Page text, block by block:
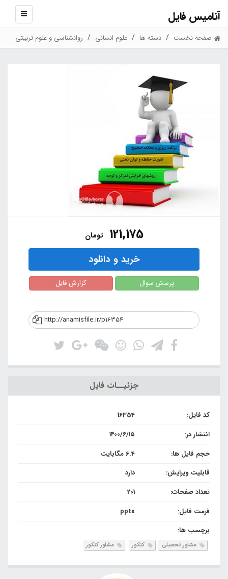
آنامیس فایل
نمایش
صفحه نخست دسته ها علوم انسانی روانشناسی و علوم تربیتی
121,175 تومان
خرید و دانلود
پرسش سوال گزارش فایل
http://anamisfile.ir/p16354
جزئیــات فایل
کد فایل:
16354
انتشار در:
۱۴۰۰/۶/۱۵
حجم فایل ها:
6.4 مگابایت
قابلیت ویرایش:
دارد
تعداد صفحات:
201
فرمت فایل:
pptx
برچسب ها:
مشاور تحصیلی کنکور مشاور کنکور